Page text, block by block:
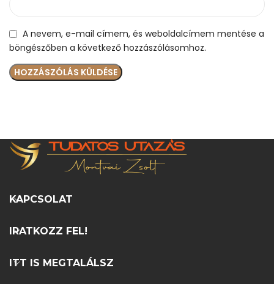
A nevem, e-mail címem, és weboldalcímem mentése a
böngészőben a következő hozzászólásomhoz.
KAPCSOLAT
IRATKOZZ FEL!
ITT IS MEGTALÁLSZ